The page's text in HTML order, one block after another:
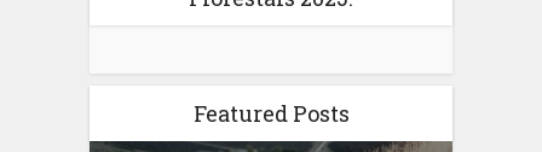
Featured Posts